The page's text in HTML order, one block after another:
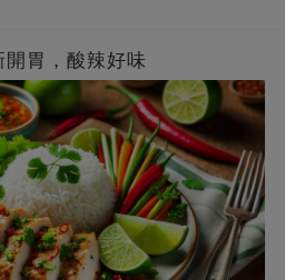
胃，酸辣好味